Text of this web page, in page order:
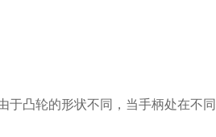
于凸轮的形状不同，当手柄处在不